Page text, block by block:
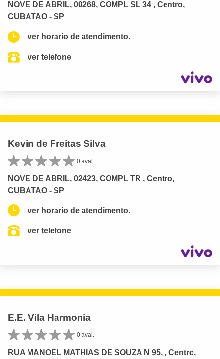
NOVE DE ABRIL, 00268, COMPL SL 34 , Centro,
CUBATAO - SP
ver horario de atendimento.
ver telefone
Kevin de Freitas Silva
0 aval.
NOVE DE ABRIL, 02423, COMPL TR , Centro,
CUBATAO - SP
ver horario de atendimento.
ver telefone
E.E. Vila Harmonia
0 aval.
RUA MANOEL MATHIAS DE SOUZA N 95, , Centro,